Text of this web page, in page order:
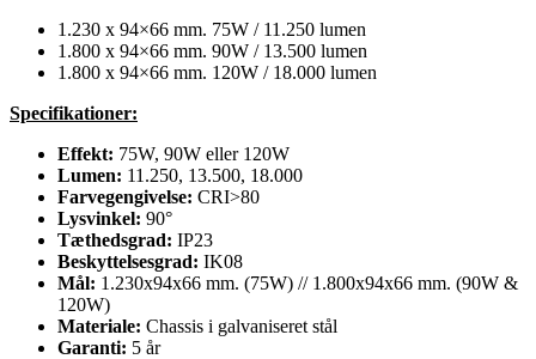
1.230 x 94×66 mm. 75W / 11.250 lumen
1.800 x 94×66 mm. 90W / 13.500 lumen
1.800 x 94×66 mm. 120W / 18.000 lumen
Specifikationer:
Effekt: 75W, 90W eller 120W
Lumen: 11.250, 13.500, 18.000
Farvegengivelse: CRI>80
Lysvinkel: 90°
Tæthedsgrad: IP23
Beskyttelsesgrad: IK08
Mål: 1.230x94x66 mm. (75W) // 1.800x94x66 mm. (90W &
120W)
Materiale: Chassis i galvaniseret stål
Garanti: 5 år